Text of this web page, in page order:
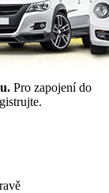
Pro zapojení do